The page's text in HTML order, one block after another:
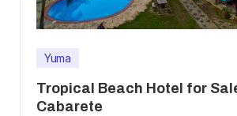
Yuma
Tropical Beach Hotel for
Cabarete